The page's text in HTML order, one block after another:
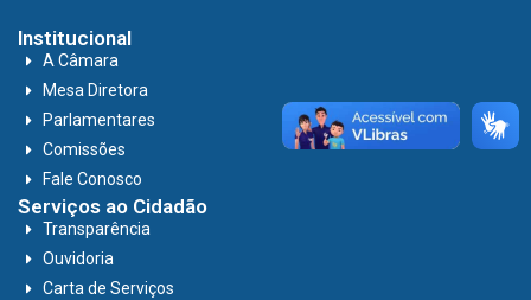
Institucional
A Câmara
Mesa Diretora
Parlamentares
Comissões
Fale Conosco
Serviços ao Cidadão
Transparência
Ouvidoria
Carta de Serviços